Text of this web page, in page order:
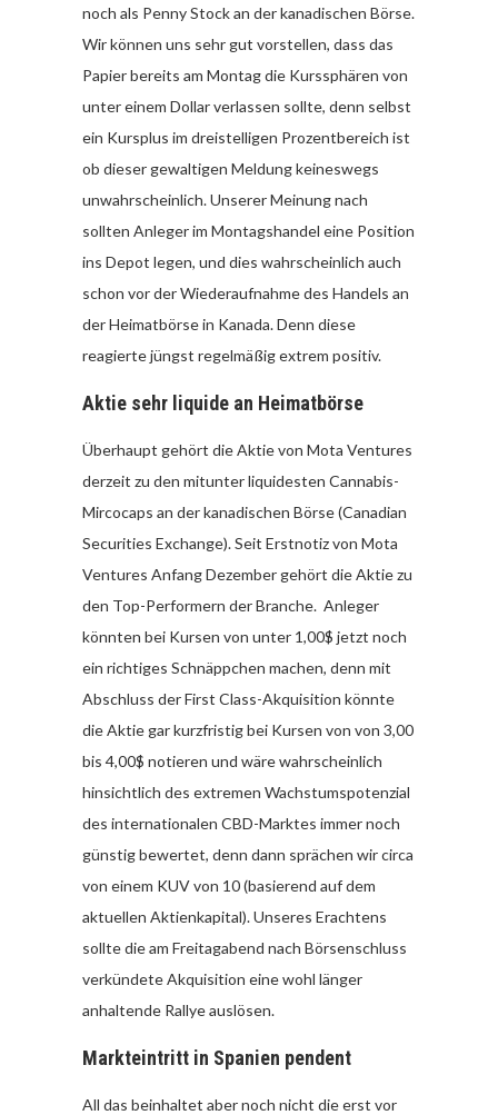
noch als Penny Stock an der kanadischen Börse.
Wir können uns sehr gut vorstellen, dass das
Papier bereits am Montag die Kurssphären von
unter einem Dollar verlassen sollte, denn selbst
ein Kursplus im dreistelligen Prozentbereich ist
ob dieser gewaltigen Meldung keineswegs
unwahrscheinlich. Unserer Meinung nach
sollten Anleger im Montagshandel eine Position
ins Depot legen, und dies wahrscheinlich auch
schon vor der Wiederaufnahme des Handels an
der Heimatbörse in Kanada. Denn diese
reagierte jüngst regelmäßig extrem positiv.
Aktie sehr liquide an Heimatbörse
Überhaupt gehört die Aktie von Mota Ventures
derzeit zu den mitunter liquidesten Cannabis-
Mircocaps an der kanadischen Börse (Canadian
Securities Exchange). Seit Erstnotiz von Mota
Ventures Anfang Dezember gehört die Aktie zu
den Top-Performern der Branche. Anleger
könnten bei Kursen von unter 1,00$ jetzt noch
ein richtiges Schnäppchen machen, denn mit
Abschluss der First Class-Akquisition könnte
die Aktie gar kurzfristig bei Kursen von von 3,00
bis 4,00$ notieren und wäre wahrscheinlich
hinsichtlich des extremen Wachstumspotenzial
des internationalen CBD-Marktes immer noch
günstig bewertet, denn dann sprächen wir circa
von einem KUV von 10 (basierend auf dem
aktuellen Aktienkapital). Unseres Erachtens
sollte die am Freitagabend nach Börsenschluss
verkündete Akquisition eine wohl länger
anhaltende Rallye auslösen.
Markteintritt in Spanien pendent
All das beinhaltet aber noch nicht die erst vor